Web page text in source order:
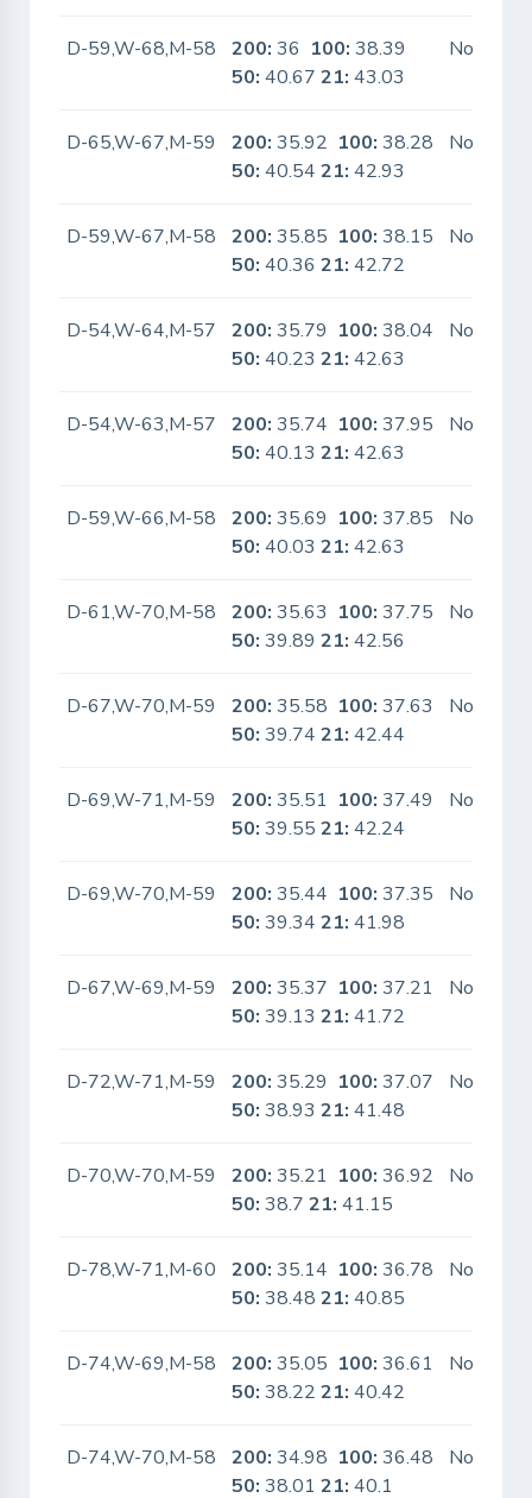
D-59,W-68,M-58 200: 36 100: 38.39
50: 40.6721: 43.03
No
D-65,W-67,M-59 200: 35.92 100: 38.28
50: 40.5421: 42.93
No
D-59,W-67,M-58 200: 35.85 100: 38.15
50: 40.3621: 42.72
No
D-54,W-64,M-57 200: 35.79 100: 38.04
50: 40.2321: 42.63
No
D-54,W-63,M-57 200: 35.74 100: 37.95
50: 40.1321: 42.63
No
D-59,W-66,M-58 200: 35.69 100: 37.85
50: 40.0321: 42.63
No
D-61,W-70,M-58 200: 35.63 100: 37.75
50: 39.8921: 42.56
No
D-67,W-70,M-59 200: 35.58 100: 37.63
50: 39.7421: 42.44
No
D-69,W-71,M-59 200: 35.51 100: 37.49
50: 39.5521: 42.24
No
D-69,W-70,M-59 200: 35.44 100: 37.35
50: 39.3421: 41.98
No
D-67,W-69,M-59 200: 35.37 100: 37.21
50: 39.1321: 41.72
No
D-72,W-71,M-59 200: 35.29 100: 37.07
50: 38.9321: 41.48
No
D-70,W-70,M-59 200: 35.21 100: 36.92
50: 38.721: 41.15
No
D-78,W-71,M-60 200: 35.14 100: 36.78
50: 38.4821: 40.85
No
D-74,W-69,M-58 200: 35.05 100: 36.61
50: 38.2221: 40.42
No
D-74,W-70,M-58 200: 34.98 100: 36.48
50: 38.0121: 40.1
No